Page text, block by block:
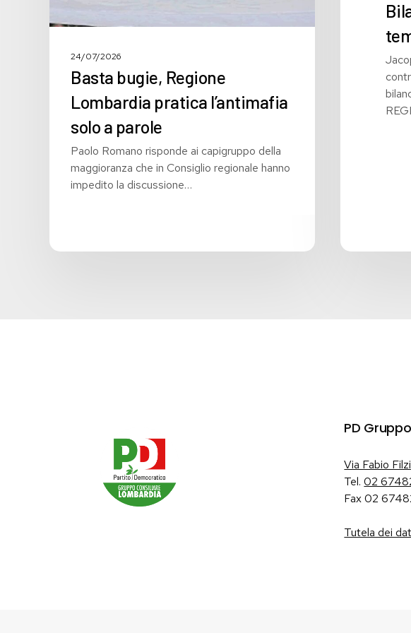
24/07/2026
Basta bugie, Regione
Lombardia pratica l’antimafia
solo a parole
Paolo Romano risponde ai capigruppo della
maggioranza che in Consiglio regionale hanno
impedito la discussione…
PD
Via Fabio
Tel.02
Fax 02
Tutela dei